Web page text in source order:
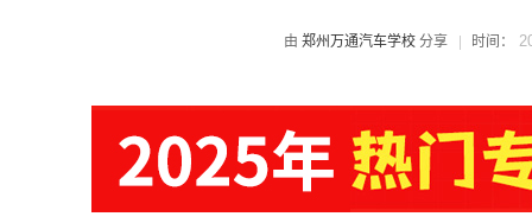
由 郑州万通汽车学校 分享 时间：